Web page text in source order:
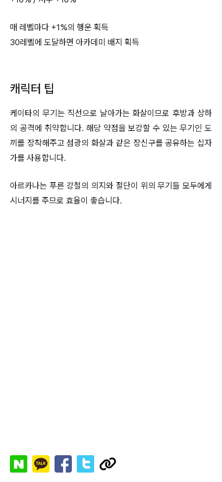
매 레벨마다 +1%의 행운 획득
30레벨에 도달하면 아카데미 배지 획득
캐릭터 팁
케이타의 무기는 직선으로 날아가는 화살이므로 후방과 상하
의 공격에 취약합니다. 해당 약점을 보강할 수 있는 무기인 도
끼를 장착해주고 섬광의 화살과 같은 장신구를 공유하는 십자
가를 사용합니다.
아르카나는 푸른 강철의 의지와 절단이 위의 무기들 모두에게
시너지를 주므로 효율이 좋습니다.